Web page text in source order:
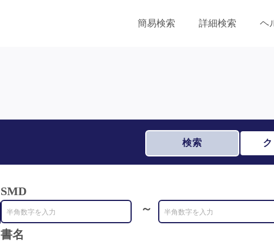
簡易検索 詳細検索 ヘ
検索
SMD
～
書名